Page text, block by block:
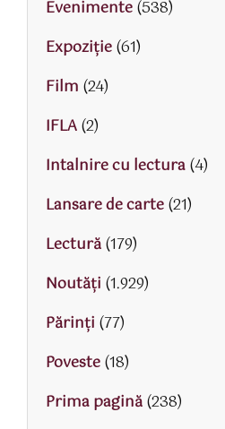
Evenimente(538)
Expoziție(61)
Film (24)
IFLA(2)
Intalnire cu lectura(4)
Lansare de carte(21)
Lectură(179)
Noutăți (1.929)
Părinţi (77)
Poveste(18)
Prima pagină(238)